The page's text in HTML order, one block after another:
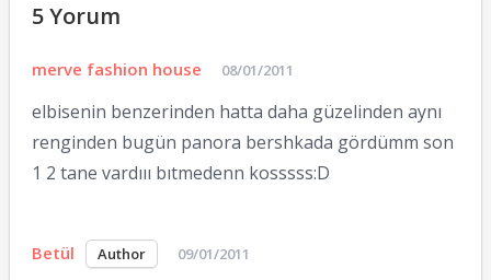
5 Yorum
merve fashion house 08/01/2011
elbisenin benzerinden hatta daha güzelinden aynı
renginden bugün panora bershkada gördümm son
1 2 tane vardııı bıtmedenn kosssss:D
Betül 09/01/2011